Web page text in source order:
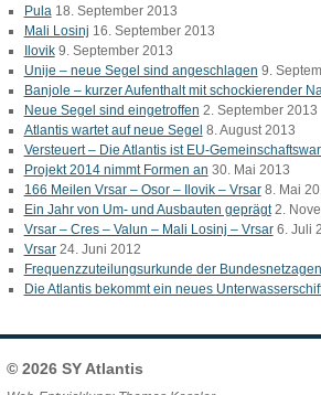
Pula 18. September 2013
Mali Losinj 16. September 2013
Ilovik 9. September 2013
Unije – neue Segel sind angeschlagen 9.
Banjole – kurzer Aufenthalt mit schockierender
Neue Segel sind eingetroffen 2. September 2013
Atlantis wartet auf neue Segel 8. August 2013
Versteuert – Die Atlantis ist EU-
Projekt 2014 nimmt Formen an 30. Mai 2013
166 Meilen Vrsar – Osor – Ilovik – Vrsar 8. Mai
Ein Jahr von Um- und Ausbauten geprägt 2.
Vrsar – Cres – Valun – Mali Losinj – Vrsar 6. Juli
Vrsar 24. Juni 2012
Frequenzzuteilungsurkunde der
Die Atlantis bekommt ein neues
© 2026 SY Atlantis